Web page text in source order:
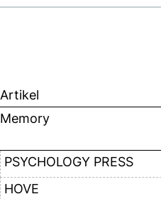
Artikel
Memory
PSYCHOLOGY PRESS
HOVE